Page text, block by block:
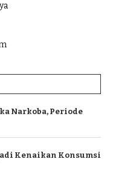
Narkoba, Periode
Kenaikan Konsumsi